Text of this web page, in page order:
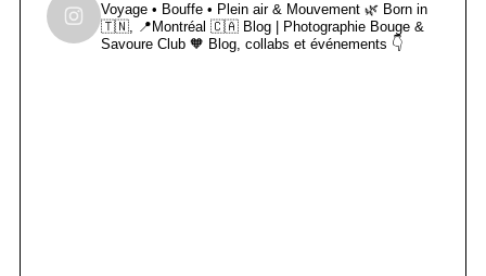
Voyage • Bouffe • Plein air & Mouvement 🌿Born in
🇹🇳, 📍Montréal 🇨🇦Blog | PhotographieBouge &
Savoure Club 🧡 Blog, collabs et événements 👇